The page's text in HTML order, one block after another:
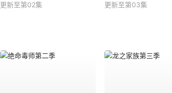
更新至第02集
更新至第03集